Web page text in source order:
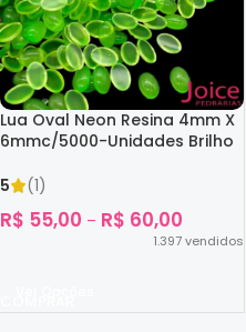
Lua Oval Neon Resina 4mm X
6mmc/5000-Unidades Brilho
5
(1)
R$ 55,00 – R$ 60,00
1.397vendidos